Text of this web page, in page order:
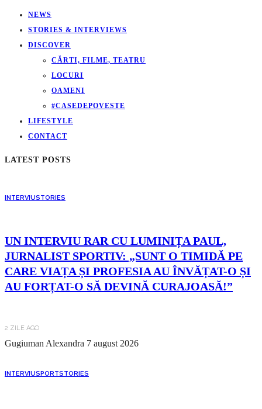
NEWS
STORIES & INTERVIEWS
DISCOVER
CĂRTI, FILME, TEATRU
LOCURI
OAMENI
#CASEDEPOVESTE
LIFESTYLE
CONTACT
LATEST POSTS
INTERVIUSTORIES
UN INTERVIU RAR CU LUMINIȚA PAUL,
JURNALIST SPORTIV: „SUNT O TIMIDĂ PE
CARE VIAȚA ȘI PROFESIA AU ÎNVĂȚAT-O ȘI
AU FORȚAT-O SĂ DEVINĂ CURAJOASĂ!”
2 ZILE AGO
Gugiuman Alexandra 7 august 2026
INTERVIUSPORTSTORIES